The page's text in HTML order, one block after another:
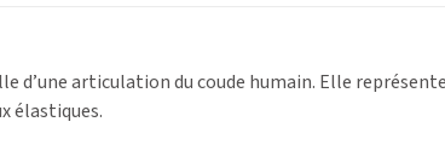
articulation du coude humain. Elle
élastiques.